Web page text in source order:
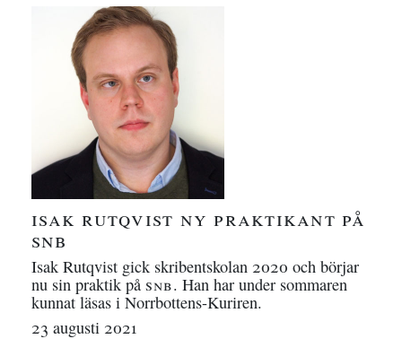
isak rutqvist ny praktikant på
snb
Isak Rutqvist gick skribentskolan 2020 och börjar
nu sin praktik på snb. Han har under sommaren
kunnat läsas i Norrbottens-Kuriren.
23 augusti 2021